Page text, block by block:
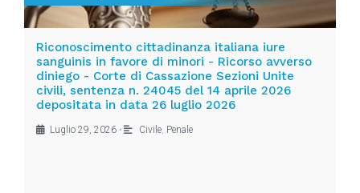
Riconoscimento cittadinanza italiana iure
sanguinis in favore di minori - Ricorso avverso
diniego - Corte di Cassazione Sezioni Unite
civili, sentenza n. 24045 del 14 aprile 2026
depositata in data 26 luglio 2026
Luglio 29, 2026 • Civile, Penale